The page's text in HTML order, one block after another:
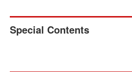
Special Contents